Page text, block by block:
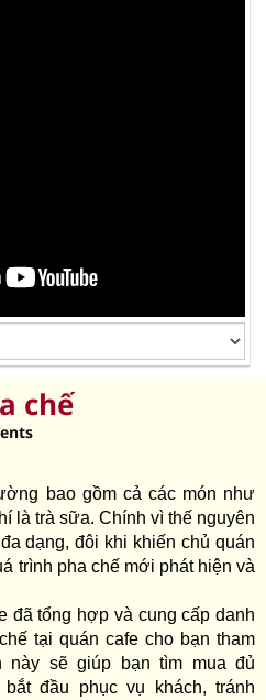
chế
bao gồm cả các món như
là trà sữa. Chính vì thế nguyên
dạng, đôi khi khiến chủ quán
trình pha chế mới phát hiện và
đã tổng hợp và cung cấp danh
tại quán cafe cho bạn tham
này sẽ giúp bạn tìm mua đủ
đầu phục vụ khách, tránh